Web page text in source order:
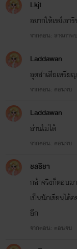
Lkjt
อยากให้เรย์เอา
จากตอน: สารภาพ
Laddawan
อุตส่าเสียเหรียญ
จากตอน: ตอนจบ
Laddawan
อ่านไม่ได้
จากตอน: ตอนจบ
ชลธิชา
กล้าจริงก็ตอบม
เป็นนักเขียนได้
อีก
จากตอน: ตอนจบ